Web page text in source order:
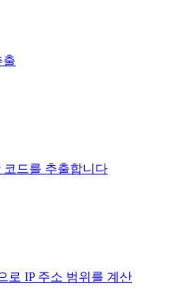
출
드를 추출합니다
로 IP 주소 범위를 계산